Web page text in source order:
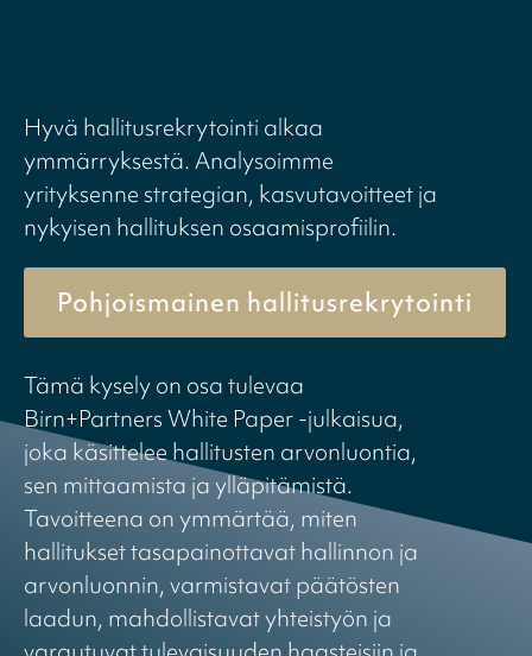
Hyvä hallitusrekrytointi alkaa
ymmärryksestä. Analysoimme
yrityksenne strategian, kasvutavoitteet ja
nykyisen hallituksen osaamisprofiilin.
Pohjoismainen hallitusrekrytointi
Tämä kysely on osa tulevaa
Birn+Partners White Paper -julkaisua,
joka käsittelee hallitusten arvonluontia,
sen mittaamista ja ylläpitämistä.
Tavoitteena on ymmärtää, miten
hallitukset tasapainottavat hallinnon ja
arvonluonnin, varmistavat päätösten
laadun, mahdollistavat yhteistyön ja